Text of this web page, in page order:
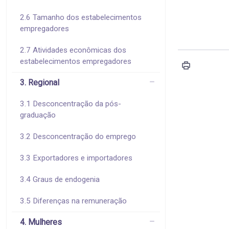
2.6 Tamanho dos estabelecimentos
empregadores
2.7 Atividades econômicas dos
estabelecimentos empregadores
3. Regional
3.1 Desconcentração da pós-
graduação
3.2 Desconcentração do emprego
3.3 Exportadores e importadores
3.4 Graus de endogenia
3.5 Diferenças na remuneração
4. Mulheres